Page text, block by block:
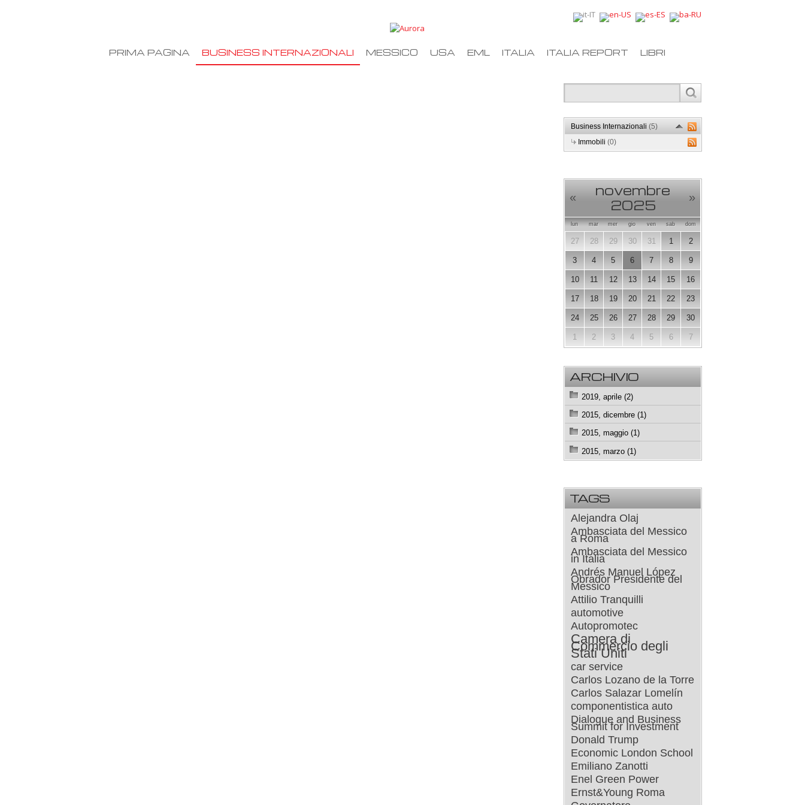
PRIMA PAGINA BUSINESS INTERNAZIONALI MESSICO USA EML ITALIA ITALIA REPORT LIBRI
Business Internazionali(5)
Immobili(0)
«
novembre
2025
»
lun mar mer gio ven sab dom
27 28 29 30 31 1 2
3 4 5 6 7 8 9
10 11 12 13 14 15 16
17 18 19 20 21 22 23
24 25 26 27 28 29 30
1 2 3 4 5 6 7
ARCHIVIO
2019, aprile (2)
2015, dicembre (1)
2015, maggio (1)
2015, marzo (1)
TAGS
Alejandra Olaj
Ambasciata del Messico
a Roma
Ambasciata del Messico
in Italia
Andrés Manuel López
Obrador Presidente del
Messico
Attilio Tranquilli
automotive
Autopromotec
Camera di
Commercio degli
Stati Uniti
car service
Carlos Lozano de la Torre
Carlos Salazar Lomelín
componentistica auto
Dialogue and Business
Summit for Investment
Donald Trump
Economic London School
Emiliano Zanotti
Enel Green Power
Ernst&Young Roma